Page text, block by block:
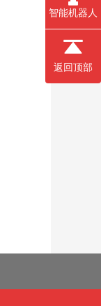
智能机器人
返回顶部